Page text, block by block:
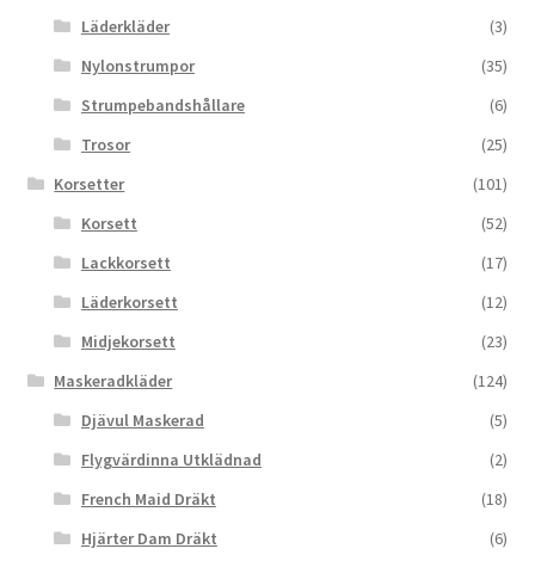
Läderkläder
(3)
Nylonstrumpor
(35)
Strumpebandshållare
(6)
Trosor
(25)
Korsetter
(101)
Korsett
(52)
Lackkorsett
(17)
Läderkorsett
(12)
Midjekorsett
(23)
Maskeradkläder
(124)
Djävul Maskerad
(5)
Flygvärdinna Utklädnad
(2)
French Maid Dräkt
(18)
Hjärter Dam Dräkt
(6)